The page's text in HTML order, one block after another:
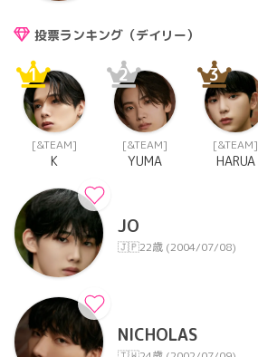
投票ランキング（デイリー）
1
[&TEAM]
K
2
[&TEAM]
YUMA
3
[&TEAM]
HARUA
JO
🇯🇵22歳 (2004/07/08)
NICHOLAS